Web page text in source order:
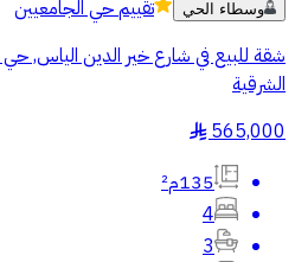
وسطاء الحي
تقييمحي الجامعيين
شقة للبيع في شارع خير الدين الياس, حي
الشرقية
565,000
§
135م²
4
3